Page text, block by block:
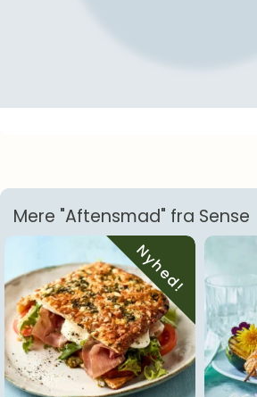
Mere "Aftensmad" fra Sense
Nyhed!